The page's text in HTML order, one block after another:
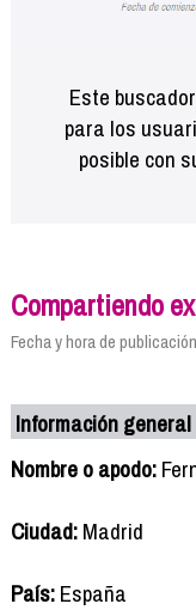
Este
para los
posible con
Compartiendo
Fecha y hora de
Información
Nombre o apodo:
Ciudad:Madrid
País:España